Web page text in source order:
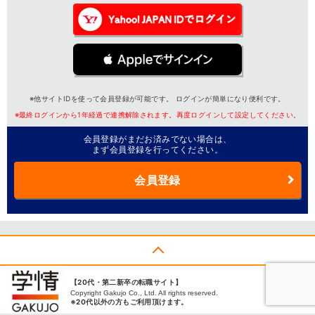
※他サイトIDを使って会員登録が可能です。 ログインが簡単になり便利です。
※最終ログインから1年経過で連携解除されます。再度ログインして設定してください。
会員登録がまだお済みでない場合は、
まず会員登録を行ってください。
会員登録
【20代・第二新卒の転職サイト】
Copyright Gakujo Co., Ltd. All rights reserved.
※20代以外の方もご利用頂けます。